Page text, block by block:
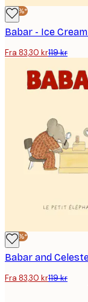
-30%*
Fra 83,30 kr119 kr
-30%*
Fra 83,30 kr119 kr